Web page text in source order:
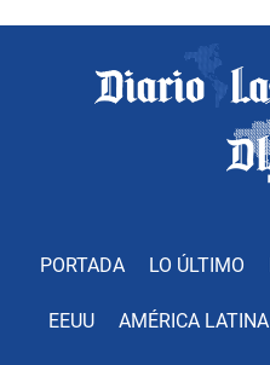
PORTADA LO ÚLTIMO
EEUU AMÉRICA LATINA